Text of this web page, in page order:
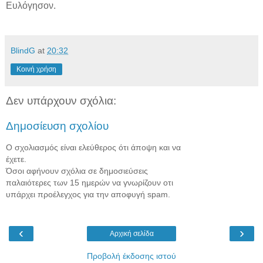
Ευλόγησον.
BlindG at 20:32
Κοινή χρήση
Δεν υπάρχουν σχόλια:
Δημοσίευση σχολίου
Ο σχολιασμός είναι ελεύθερος ότι άποψη και να
έχετε.
Όσοι αφήνουν σχόλια σε δημοσιεύσεις
παλαιότερες των 15 ημερών να γνωρίζουν οτι
υπάρχει προέλεγχος για την αποφυγή spam.
‹ ›
Αρχική σελίδα
Προβολή έκδοσης ιστού